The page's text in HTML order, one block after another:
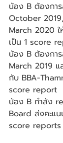
น้อง B ต้องกา
October
March 2020
เป็น 1 score
น้อง B ต้องกา
March 2019 แ
กับ BBA-
score report
น้อง B กำลัง
Board ส่งคะแ
score